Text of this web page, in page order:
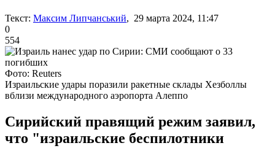
Текст: Максим Липчанський, 29 марта 2024, 11:47
0
554
Фото: Reuters
Израильские удары поразили ракетные склады Хезболлы
вблизи международного аэропорта Алеппо
Сирийский правящий режим заявил,
что "израильские беспилотники